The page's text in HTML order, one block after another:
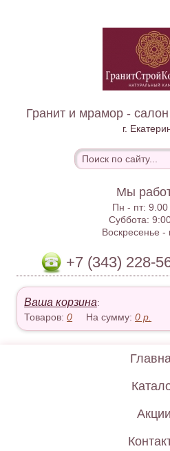
Гранит и мрамор -
г.
Мы
Пн - пт:
Суббота:
Воскресенье -
+7 (343) 228-
Ваша корзина:
Товаров:0 На сумму:0 р.
Акции